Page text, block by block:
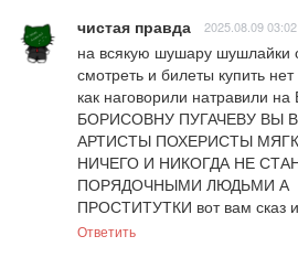
чистая правда 2025.08.09 03:02
на всякую шушару шушлайки
смотреть и билеты купить
как наговорили натравили
БОРИСОВНУ ПУГАЧЕВУ ВЫ
АРТИСТЫ ПОХЕРИСТЫ
НИЧЕГО И НИКОГДА НЕ
ПОРЯДОЧНЫМИ ЛЮДЬМИ А
ПРОСТИТУТКИ вот вам сказ
Ответить